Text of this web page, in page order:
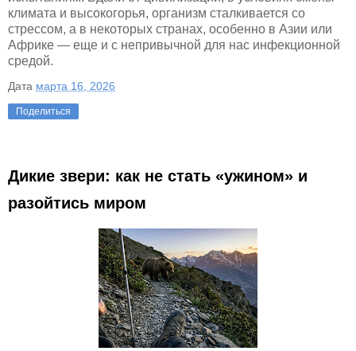
климата и высокогорья, организм сталкивается со
стрессом, а в некоторых странах, особенно в Азии или
Африке — еще и с непривычной для нас инфекционной
средой.
Дата марта 16, 2026
Поделиться
Дикие звери: как не стать «ужином» и
разойтись миром